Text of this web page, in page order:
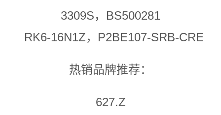
3309S，BS500281
RK6-16N1Z，P2BE107-SRB-CRE
热销品牌推荐：
627.Z